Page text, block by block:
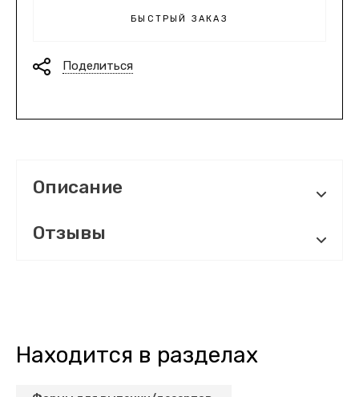
БЫСТРЫЙ ЗАКАЗ
Поделиться
Описание
Отзывы
Находится в разделах